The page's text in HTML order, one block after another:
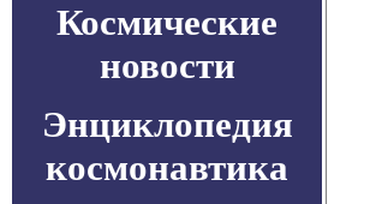
Космические
новости
Энциклопедия
космонавтика